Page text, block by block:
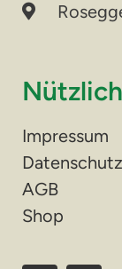
Impressum
AGB
Shop